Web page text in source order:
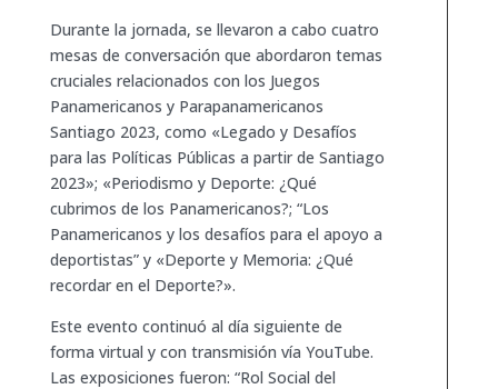
Durante la jornada, se llevaron a cabo cuatro
mesas de conversación que abordaron temas
cruciales relacionados con los Juegos
Panamericanos y Parapanamericanos
Santiago 2023, como «Legado y Desafíos
para las Políticas Públicas a partir de Santiago
2023»; «Periodismo y Deporte: ¿Qué
cubrimos de los Panamericanos?; “Los
Panamericanos y los desafíos para el apoyo a
deportistas” y «Deporte y Memoria: ¿Qué
recordar en el Deporte?».
Este evento continuó al día siguiente de
forma virtual y con transmisión vía YouTube.
Las exposiciones fueron: “Rol Social del